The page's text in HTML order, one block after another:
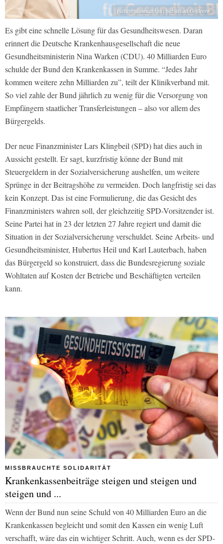
picture alliance/dpa | Sebastian Gollnow
Es gibt eine schnelle Lösung für das Gesundheitswesen. Daran
erinnert die Deutsche Krankenhausgesellschaft die neue
Gesundheitsministerin Nina Warken (CDU). 40 Milliarden Euro
schulde der Bund den Krankenkassen in Summe. “Jedes Jahr
kommen weitere zehn Milliarden zu”, teilt der Klinikverband mit.
So viel zahle der Bund jährlich zu wenig für die Versorgung von
Empfängern staatlicher Transferleistungen – also vor allem des
Bürgergelds.
Der neue Finanzminister Lars Klingbeil (SPD) hat dies auch in
Aussicht gestellt. Er sagt, kurzfristig könne der Bund mit
Steuergeldern in der Sozialversicherung aushelfen, um weitere
Sprünge in der Beitragshöhe zu vermeiden. Doch langfristig sei das
kein Konzept. Das ist eine Formulierung, die das Gesicht des
Finanzministers wahren soll, der gleichzeitig SPD-Vorsitzender ist.
Seine Partei hat in 23 der letzten 27 Jahre regiert und damit die
Situation in der Sozialversicherung verschuldet. Seine Arbeits- und
Gesundheitsminister, Hubertus Heil und Karl Lauterbach, haben
das Bürgergeld so konstruiert, dass die Bundesregierung soziale
Wohltaten auf Kosten der Betriebe und Beschäftigten verteilen
kann.
MISSBRAUCHTE SOLIDARITÄT
Krankenkassenbeiträge steigen und steigen und
steigen und ...
Wenn der Bund nun seine Schuld von 40 Milliarden Euro an die
Krankenkassen begleicht und somit den Kassen ein wenig Luft
verschafft, wäre das ein wichtiger Schritt. Auch, wenn es der SPD-